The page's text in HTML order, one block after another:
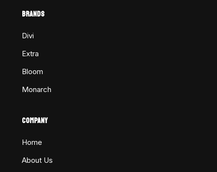
BRANDS
Divi
Extra
Bloom
Monarch
COMPANY
Home
About Us